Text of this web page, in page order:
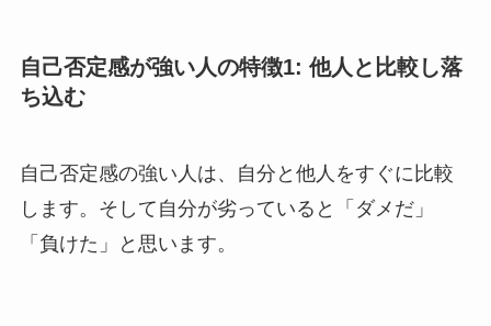
自己否定感が強い人の特徴1: 他人と比較し落
ち込む
自己否定感の強い人は、自分と他人をすぐに比較
します。そして自分が劣っていると「ダメだ」
「負けた」と思います。